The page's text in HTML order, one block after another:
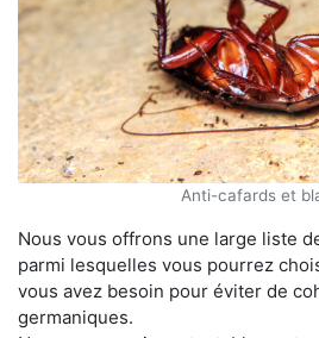
Anti-cafards et
Nous vous offrons une large liste
parmi lesquelles vous pourrez
vous avez besoin pour éviter de
germaniques.